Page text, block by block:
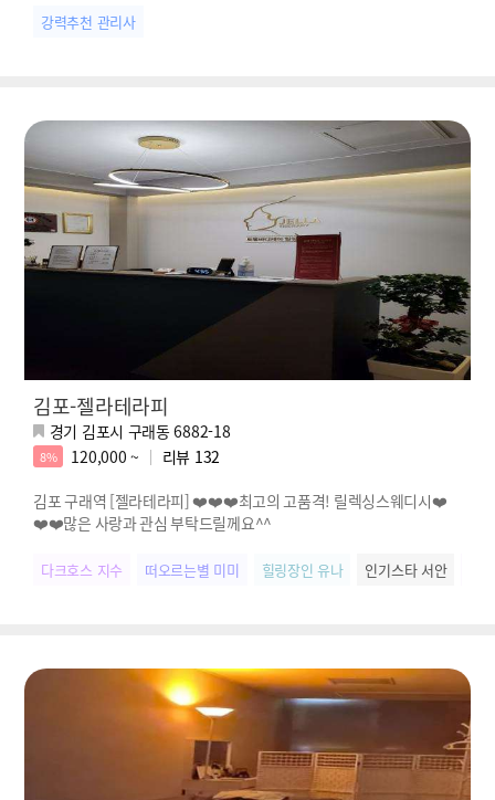
강력추천 관리사
김포-젤라테라피
경기 김포시 구래동 6882-18
8% 120,000 ~ 리뷰 132
김포 구래역 [젤라테라피] ❤️❤️❤️최고의 고품격! 릴렉싱스웨디시❤️
❤️❤️많은 사랑과 관심 부탁드릴께요^^
다크호스 지수 떠오르는별 미미 힐링장인 유나 인기스타 서안